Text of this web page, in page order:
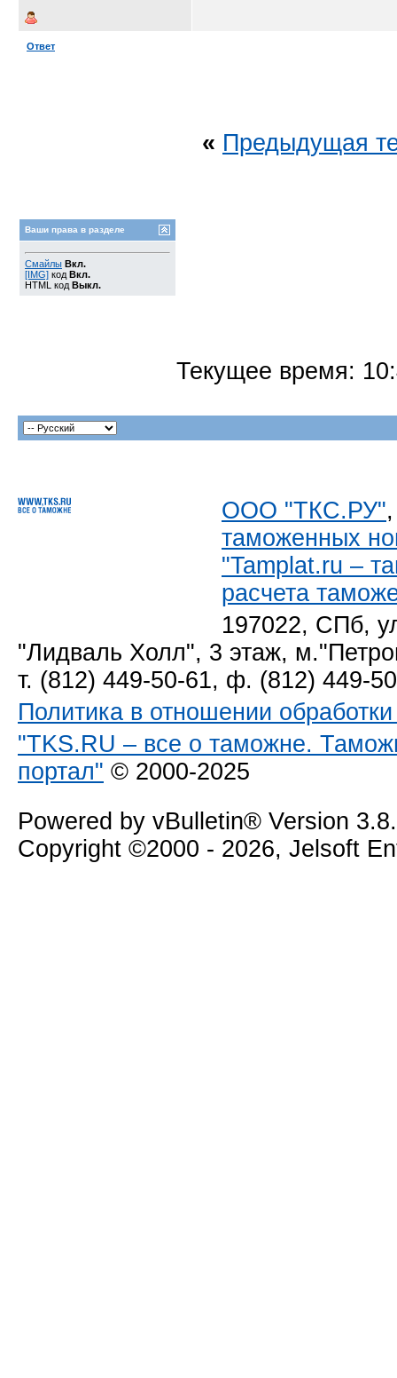
Ответ
« Предыдущая
Ваши права в разделе
Смайлы Вкл.
[IMG] код Вкл.
HTML код Выкл.
Текущее время:
ООО "ТКС.РУ"
таможенных
"Tamplat.ru –
расчета
197022, СПб,
"Лидваль Холл", 3 этаж,
т. (812) 449-50-61, ф. (812) 449-
Политика в отношении
"TKS.RU – все о таможне.
портал" © 2000-2025
Powered by vBulletin® Version
Copyright ©2000 - 2026, Jelsoft